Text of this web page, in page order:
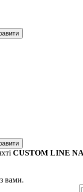
CUSTOM LINE
вами.